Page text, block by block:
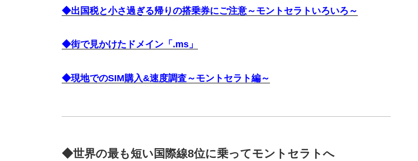
◆出国税と小さ過ぎる帰りの搭乗券にご注意～モントセラトいろいろ～
◆街で見かけたドメイン「.ms」
◆現地でのSIM購入&速度調査～モントセラト編～
◆世界の最も短い国際線8位に乗ってモントセラトへ